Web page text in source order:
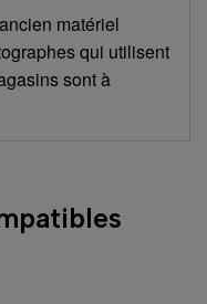
matériel
qui utilisent
sont à